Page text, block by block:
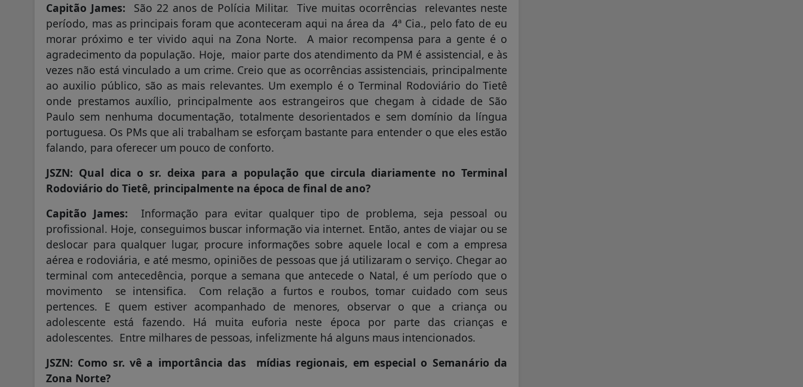
Capitão James: São 22 anos de Polícia Militar. Tive muitas ocorrências relevantes neste
período, mas as principais foram que aconteceram aqui na área da 4ª Cia., pelo fato de eu
morar próximo e ter vivido aqui na Zona Norte. A maior recompensa para a gente é o
agradecimento da população. Hoje, maior parte dos atendimento da PM é assistencial, e às
vezes não está vinculado a um crime. Creio que as ocorrências assistenciais, principalmente
ao auxilio público, são as mais relevantes. Um exemplo é o Terminal Rodoviário do Tietê
onde prestamos auxílio, principalmente aos estrangeiros que chegam à cidade de São
Paulo sem nenhuma documentação, totalmente desorientados e sem domínio da língua
portuguesa. Os PMs que ali trabalham se esforçam bastante para entender o que eles estão
falando, para oferecer um pouco de conforto.
JSZN: Qual dica o sr. deixa para a população que circula diariamente no Terminal
Rodoviário do Tietê, principalmente na época de final de ano?
Capitão James: Informação para evitar qualquer tipo de problema, seja pessoal ou
profissional. Hoje, conseguimos buscar informação via internet. Então, antes de viajar ou se
deslocar para qualquer lugar, procure informações sobre aquele local e com a empresa
aérea e rodoviária, e até mesmo, opiniões de pessoas que já utilizaram o serviço. Chegar ao
terminal com antecedência, porque a semana que antecede o Natal, é um período que o
movimento se intensifica. Com relação a furtos e roubos, tomar cuidado com seus
pertences. E quem estiver acompanhado de menores, observar o que a criança ou
adolescente está fazendo. Há muita euforia neste época por parte das crianças e
adolescentes. Entre milhares de pessoas, infelizmente há alguns maus intencionados.
JSZN: Como sr. vê a importância das mídias regionais, em especial o Semanário da
Zona Norte?